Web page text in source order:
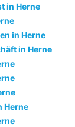
in Herne
in Herne
in Herne
Herne